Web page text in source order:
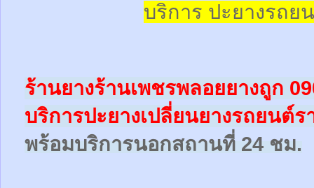
บริการ ปะยางรถย
ร้านยางร้านเพชรพลอยยางถูก
บริการปะยางเปลี่ยนยางรถยนต์
พร้อมบริการนอกสถานที่ 24 ชม.